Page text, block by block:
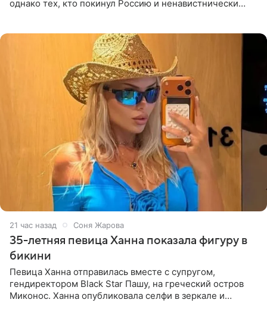
однако тех, кто покинул Россию и ненавистнически
21 час назад Соня Жарова
35-летняя певица Ханна показала фигуру в
бикини
Певица Ханна отправилась вместе с супругом,
гендиректором Black Star Пашу, на греческий остров
Миконос. Ханна опубликовала селфи в зеркале и